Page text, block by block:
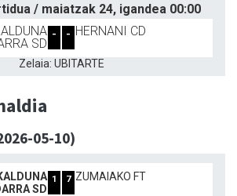
/ maiatzak 24, igandea 00:00
SD
- - HERNANI CD
Zelaia: UBITARTE
05-10)
SD
1 7 ZUMAIAKO FT